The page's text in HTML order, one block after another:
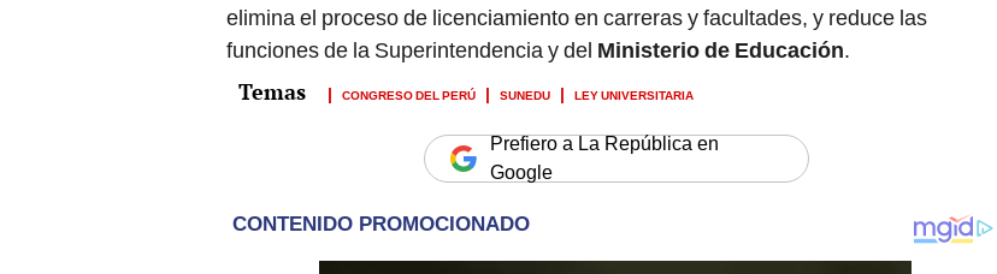
elimina el proceso de licenciamiento en carreras y facultades, y reduce las
funciones de la Superintendencia y del Ministerio de Educación.
CONGRESO DEL PERÚ SUNEDU LEY UNIVERSITARIA
Prefiero a La República en
Google